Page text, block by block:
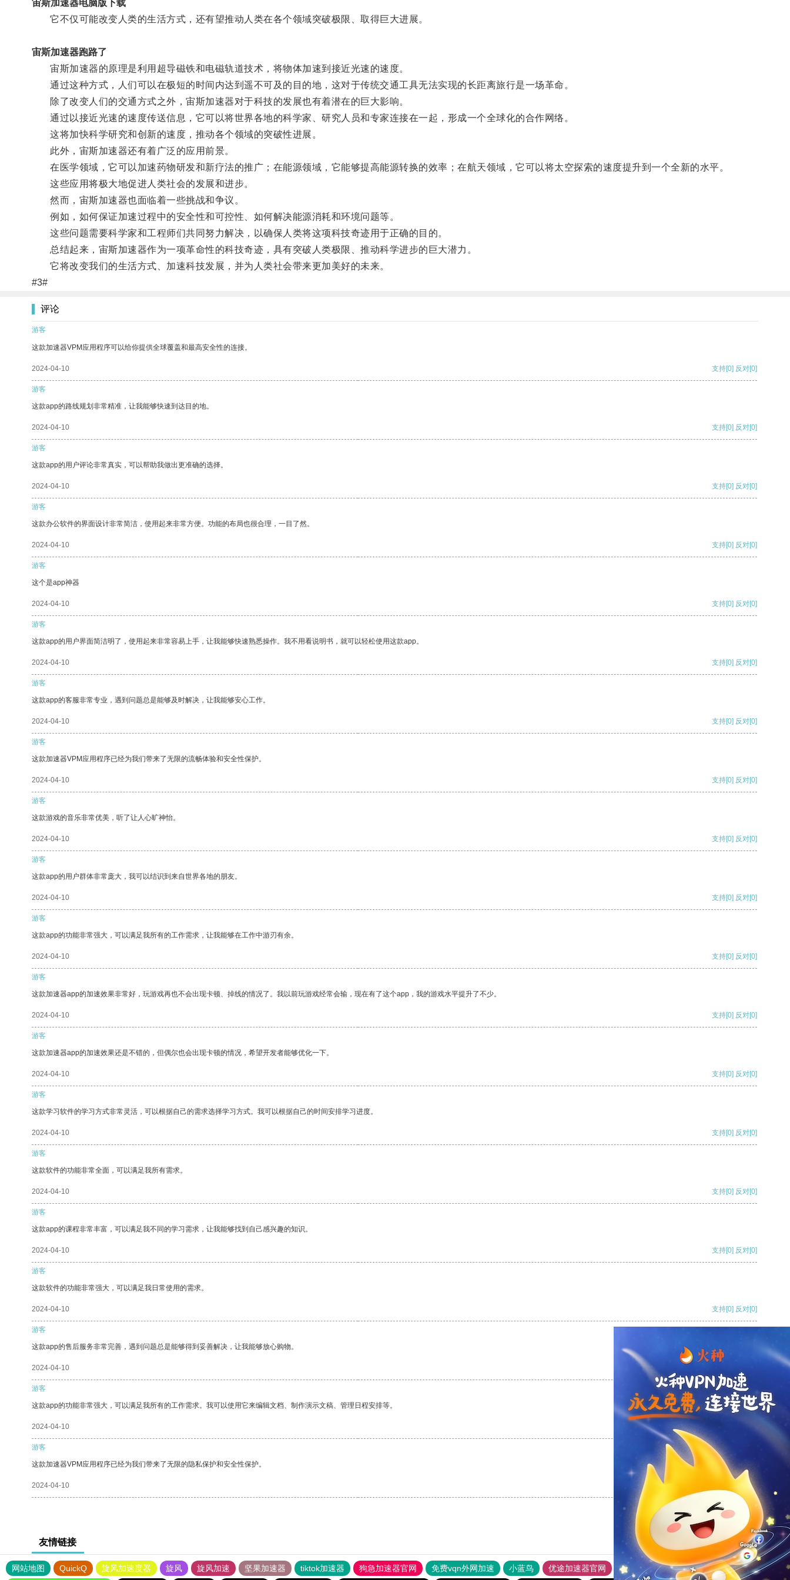
宙斯加速器电脑版下载
它不仅可能改变人类的生活方式，还有望推动人类在各个领域突破极限、取得巨大进展。
宙斯加速器跑路了
宙斯加速器的原理是利用超导磁铁和电磁轨道技术，将物体加速到接近光速的速度。
通过这种方式，人们可以在极短的时间内达到遥不可及的目的地，这对于传统交通工具无法实现的长距离旅行是一场革命。
除了改变人们的交通方式之外，宙斯加速器对于科技的发展也有着潜在的巨大影响。
通过以接近光速的速度传送信息，它可以将世界各地的科学家、研究人员和专家连接在一起，形成一个全球化的合作网络。
这将加快科学研究和创新的速度，推动各个领域的突破性进展。
此外，宙斯加速器还有着广泛的应用前景。
在医学领域，它可以加速药物研发和新疗法的推广；在能源领域，它能够提高能源转换的效率；在航天领域，它可以将太空探索的速度提升到一个全新的水平。
这些应用将极大地促进人类社会的发展和进步。
然而，宙斯加速器也面临着一些挑战和争议。
例如，如何保证加速过程中的安全性和可控性、如何解决能源消耗和环境问题等。
这些问题需要科学家和工程师们共同努力解决，以确保人类将这项科技奇迹用于正确的目的。
总结起来，宙斯加速器作为一项革命性的科技奇迹，具有突破人类极限、推动科学进步的巨大潜力。
它将改变我们的生活方式、加速科技发展，并为人类社会带来更加美好的未来。
#3#
评论
游客
这款加速器VPM应用程序可以给你提供全球覆盖和最高安全性的连接。
2024-04-10 支持[0] 反对[0]
游客
这款app的路线规划非常精准，让我能够快速到达目的地。
2024-04-10 支持[0] 反对[0]
游客
这款app的用户评论非常真实，可以帮助我做出更准确的选择。
2024-04-10 支持[0] 反对[0]
游客
这款办公软件的界面设计非常简洁，使用起来非常方便。功能的布局也很合理，一目了然。
2024-04-10 支持[0] 反对[0]
游客
这个是app神器
2024-04-10 支持[0] 反对[0]
游客
这款app的用户界面简洁明了，使用起来非常容易上手，让我能够快速熟悉操作。我不用看说明书，就可以轻松使用这款app。
2024-04-10 支持[0] 反对[0]
游客
这款app的客服非常专业，遇到问题总是能够及时解决，让我能够安心工作。
2024-04-10 支持[0] 反对[0]
游客
这款加速器VPM应用程序已经为我们带来了无限的流畅体验和安全性保护。
2024-04-10 支持[0] 反对[0]
游客
这款游戏的音乐非常优美，听了让人心旷神怡。
2024-04-10 支持[0] 反对[0]
游客
这款app的用户群体非常庞大，我可以结识到来自世界各地的朋友。
2024-04-10 支持[0] 反对[0]
游客
这款app的功能非常强大，可以满足我所有的工作需求，让我能够在工作中游刃有余。
2024-04-10 支持[0] 反对[0]
游客
这款加速器app的加速效果非常好，玩游戏再也不会出现卡顿、掉线的情况了。我以前玩游戏经常会输，现在有了这个app，我的游戏水平提升了不少。
2024-04-10 支持[0] 反对[0]
游客
这款加速器app的加速效果还是不错的，但偶尔也会出现卡顿的情况，希望开发者能够优化一下。
2024-04-10 支持[0] 反对[0]
游客
这款学习软件的学习方式非常灵活，可以根据自己的需求选择学习方式。我可以根据自己的时间安排学习进度。
2024-04-10 支持[0] 反对[0]
游客
这款软件的功能非常全面，可以满足我所有需求。
2024-04-10 支持[0] 反对[0]
游客
这款app的课程非常丰富，可以满足我不同的学习需求，让我能够找到自己感兴趣的知识。
2024-04-10 支持[0] 反对[0]
游客
这款软件的功能非常强大，可以满足我日常使用的需求。
2024-04-10 支持[0] 反对[0]
游客
这款app的售后服务非常完善，遇到问题总是能够得到妥善解决，让我能够放心购物。
2024-04-10
游客
这款app的功能非常强大，可以满足我所有的工作需求。我可以使用它来编辑文档、制作演示文稿、管理日程安排等。
2024-04-10 反对
游客
这款加速器VPM应用程序已经为我们带来了无限的隐私保护和安全性保护。
2024-04-10 反对[0]
友情链接
网站地图 QuickQ 旋风加速度器 旋风 旋风加速 坚果加速器 tiktok加速器 狗急加速器官网 免费vqn外网加速 小蓝鸟 优途加速器官网 风驰加速器 旋风加速器 八戒看书